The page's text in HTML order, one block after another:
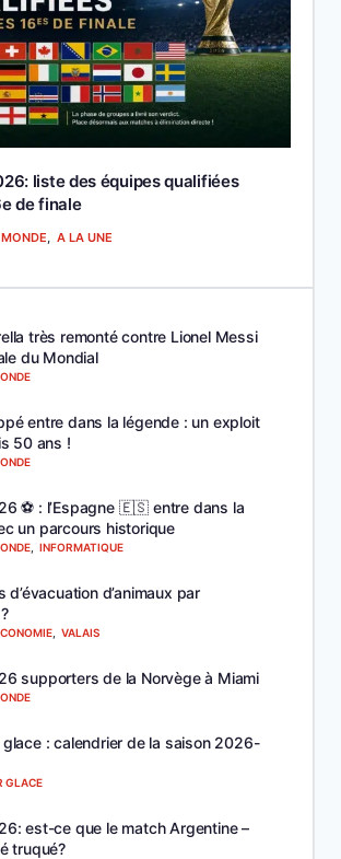
liste des équipes qualifiées
de finale
, A LA UNE
très remonté contre Lionel Messi
du Mondial
entre dans la légende : un exploit
50 ans !
⚽️ : l’Espagne 🇪🇸 entre dans la
un parcours historique
INFORMATIQUE
d’évacuation d’animaux par
VALAIS
supporters de la Norvège à Miami
: calendrier de la saison 2026-
GLACE
est-ce que le match Argentine –
truqué?